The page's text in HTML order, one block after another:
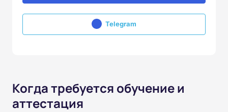
Telegram
Когда требуется обучение и
аттестация